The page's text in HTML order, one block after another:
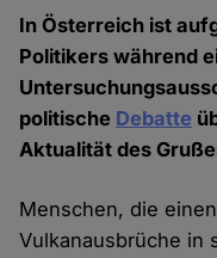
In Österreich ist
Politikers während
politische Debatte
Aktualität des
Menschen, die
Vulkanausbrüche in